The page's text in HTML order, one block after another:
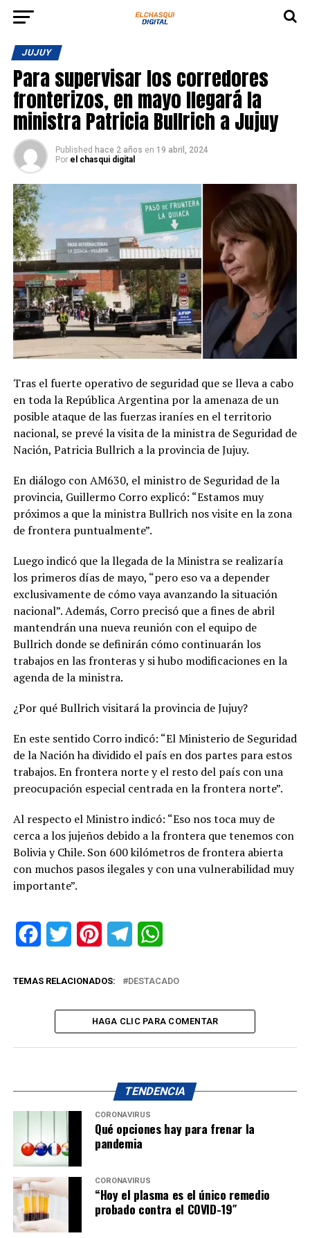
JUJUY
Para supervisar los corredores
fronterizos, en mayo llegará la
ministra Patricia Bullrich a Jujuy
Published hace 2 años en 19 abril, 2024
Por el chasqui digital
Tras el fuerte operativo de seguridad que se lleva a cabo
en toda la República Argentina por la amenaza de un
posible ataque de las fuerzas iraníes en el territorio
nacional, se prevé la visita de la ministra de Seguridad de
Nación, Patricia Bullrich a la provincia de Jujuy.
En diálogo con AM630, el ministro de Seguridad de la
provincia, Guillermo Corro explicó: “Estamos muy
próximos a que la ministra Bullrich nos visite en la zona
de frontera puntualmente”.
Luego indicó que la llegada de la Ministra se realizaría
los primeros días de mayo, “pero eso va a depender
exclusivamente de cómo vaya avanzando la situación
nacional”. Además, Corro precisó que a fines de abril
mantendrán una nueva reunión con el equipo de
Bullrich donde se definirán cómo continuarán los
trabajos en las fronteras y si hubo modificaciones en la
agenda de la ministra.
¿Por qué Bullrich visitará la provincia de Jujuy?
En este sentido Corro indicó: “El Ministerio de Seguridad
de la Nación ha dividido el país en dos partes para estos
trabajos. En frontera norte y el resto del país con una
preocupación especial centrada en la frontera norte”.
Al respecto el Ministro indicó: “Eso nos toca muy de
cerca a los jujeños debido a la frontera que tenemos con
Bolivia y Chile. Son 600 kilómetros de frontera abierta
con muchos pasos ilegales y con una vulnerabilidad muy
importante”.
FacebookTwitter PinterestTelegram
TEMAS RELACIONADOS: DESTACADO
HAGA CLIC PARA COMENTAR
TENDENCIA
CORONAVIRUS
Qué opciones hay para frenar la
pandemia
CORONAVIRUS
“Hoy el plasma es el único remedio
probado contra el COVID-19″